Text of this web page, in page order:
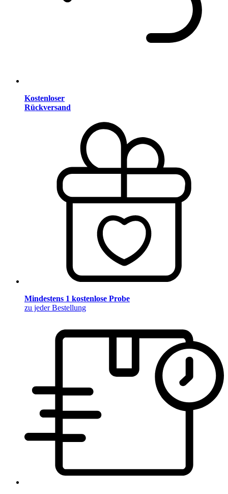
Kostenloser
Rückversand
Mindestens 1 kostenlose Probe
zu jeder Bestellung